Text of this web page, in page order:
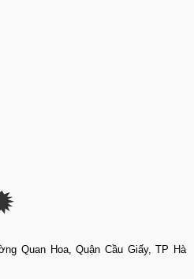
Quan Hoa, Quận Cầu Giấy, TP Hà